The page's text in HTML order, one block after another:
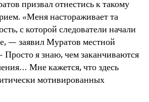
призвал отнестись к такому
«Меня настораживает та
с которой следователи начали
— заявил Муратов местной
Просто я знаю, чем заканчиваются
Мне кажется, что здесь
мотивированных